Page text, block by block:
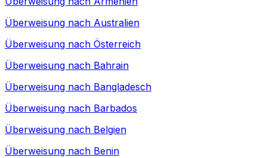
Überweisung nach Australien
Überweisung nach Österreich
Überweisung nach Bahrain
Überweisung nach Bangladesch
Überweisung nach Barbados
Überweisung nach Belgien
Überweisung nach Benin